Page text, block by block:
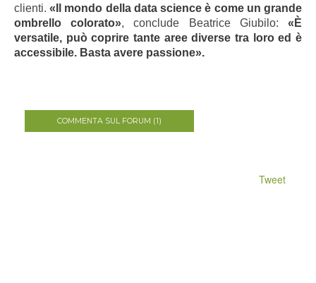
clienti.«Il mondo della data science è come un grande
ombrello colorato», conclude Beatrice Giubilo:« È
versatile, può coprire tante aree diverse tra loro ed è
accessibile. Basta avere passione».
COMMENTA SUL FORUM (1)
Tweet